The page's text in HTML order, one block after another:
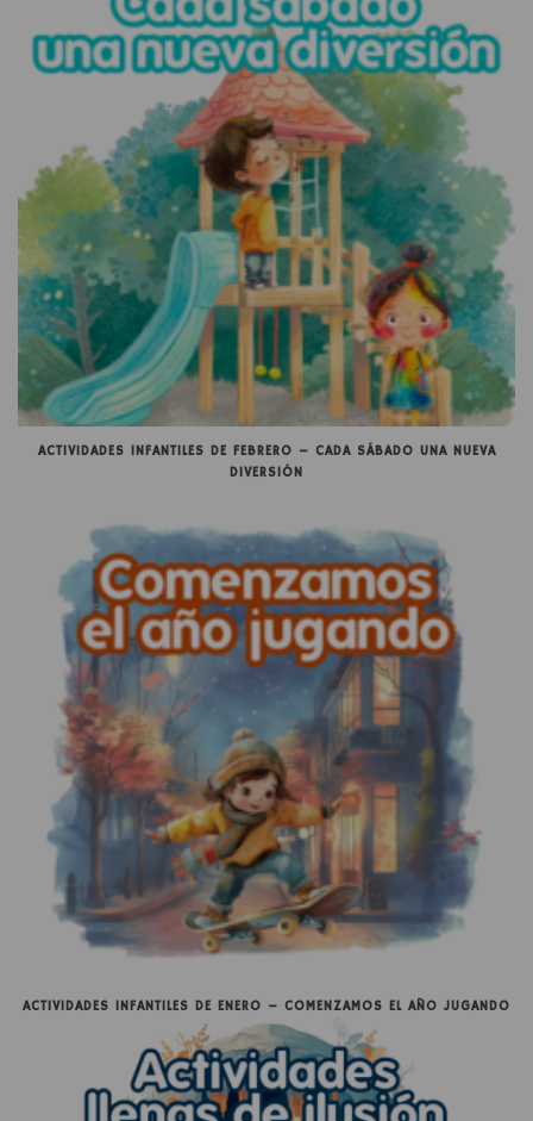
ACTIVIDADES INFANTILES DE FEBRERO – CADA SÁBADO UNA NUEVA
DIVERSIÓN
ACTIVIDADES INFANTILES DE ENERO – COMENZAMOS EL AÑO JUGANDO